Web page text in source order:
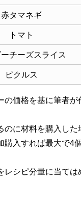
赤タマネギ
トマト
チーズスライス
ピクルス
の価格を基に筆者が
のに材料を購入し
購入すれば最大で4
レシピ分量に当て